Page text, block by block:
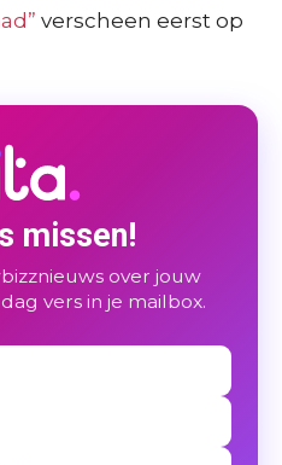
verscheen eerst op
missen!
over jouw
vers in je mailbox.